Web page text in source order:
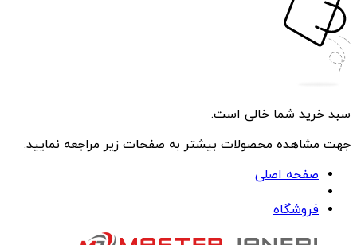
سبد خرید شما خالی است.
جهت مشاهده محصولات بیشتر به صفحات زیر مراجعه نمایید.
صفحه اصلی
فروشگاه